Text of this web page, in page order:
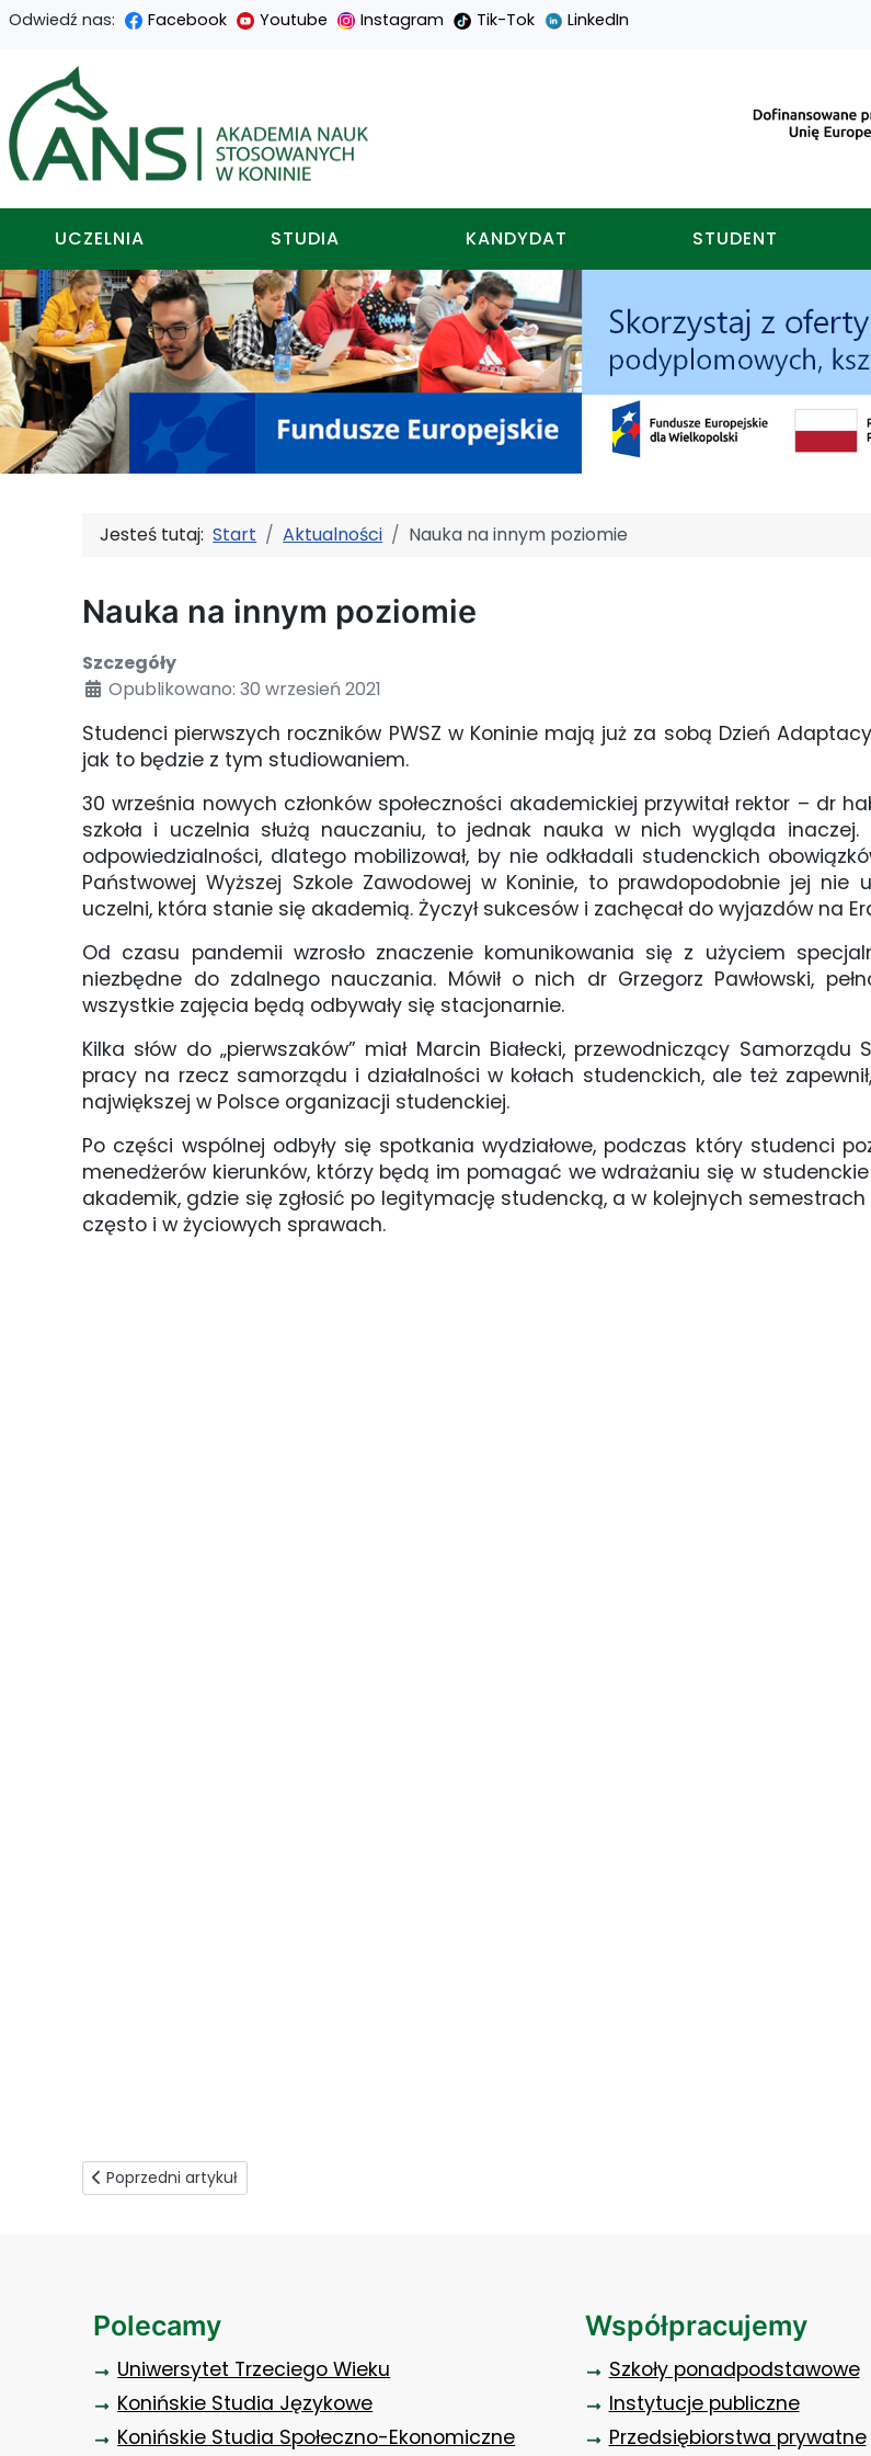
Przejdź
do
treści
głównej
Przejdź
do
menu
nawigacyjnego
Przejdź
do
wyszukiwarki
Przejdź
do
mapy
strony
Odwiedź nas: Facebook Youtube Instagram Tik-Tok LinkedIn
Akademia nauk stosowanych w koninie
UCZELNIA STUDIA KANDYDAT STUDENT
Jesteś tutaj:Start Aktualności Nauka na innym poziomie
Nauka na innym poziomie
Szczegóły
Opublikowano: 30 wrzesień 2021
Studenci pierwszych roczników PWSZ w Koninie mają już za sobą Dzień
jak to będzie z tym studiowaniem.
30 września nowych członków społeczności akademickiej przywitał rektor – dr
szkoła i uczelnia służą nauczaniu, to jednak nauka w nich wygląda
odpowiedzialności, dlatego mobilizował, by nie odkładali studenckich
Państwowej Wyższej Szkole Zawodowej w Koninie, to prawdopodobnie jej
uczelni, która stanie się akademią. Życzył sukcesów i zachęcał do wyjazdów na
Od czasu pandemii wzrosło znaczenie komunikowania się z użyciem
niezbędne do zdalnego nauczania. Mówił o nich dr Grzegorz Pawłowski,
wszystkie zajęcia będą odbywały się stacjonarnie.
Kilka słów do „pierwszaków” miał Marcin Białecki, przewodniczący
pracy na rzecz samorządu i działalności w kołach studenckich, ale też
największej w Polsce organizacji studenckiej.
Po części wspólnej odbyły się spotkania wydziałowe, podczas który studenci
menedżerów kierunków, którzy będą im pomagać we wdrażaniu się w
akademik, gdzie się zgłosić po legitymację studencką, a w kolejnych
często i w życiowych sprawach.
Poprzedni artykuł: Wolny dzień, wolne godziny
Poprzedni artykuł
Polecamy
Uniwersytet Trzeciego Wieku
Konińskie Studia Językowe
Konińskie Studia Społeczno-Ekonomiczne
Współpracujemy
Szkoły ponadpodstawowe
Instytucje publiczne
Przedsiębiorstwa prywatne